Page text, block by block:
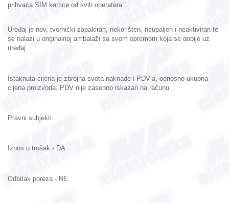
prihvaća SIM kartice od svih operatera.
Uređaj je nov, tvornički zapakiran, nekorišten, neupaljen i neaktiviran te
se nalazi u originalnoj ambalaži sa svom opremom koja se dobije uz
uređaj.
Istaknuta cijena je zbrojna svota naknade i PDV-a, odnosno ukupna
cijena proizvoda. PDV nije zasebno iskazan na računu.
Pravni subjekti:
Iznos u trošak - DA
Odbitak poreza - NE